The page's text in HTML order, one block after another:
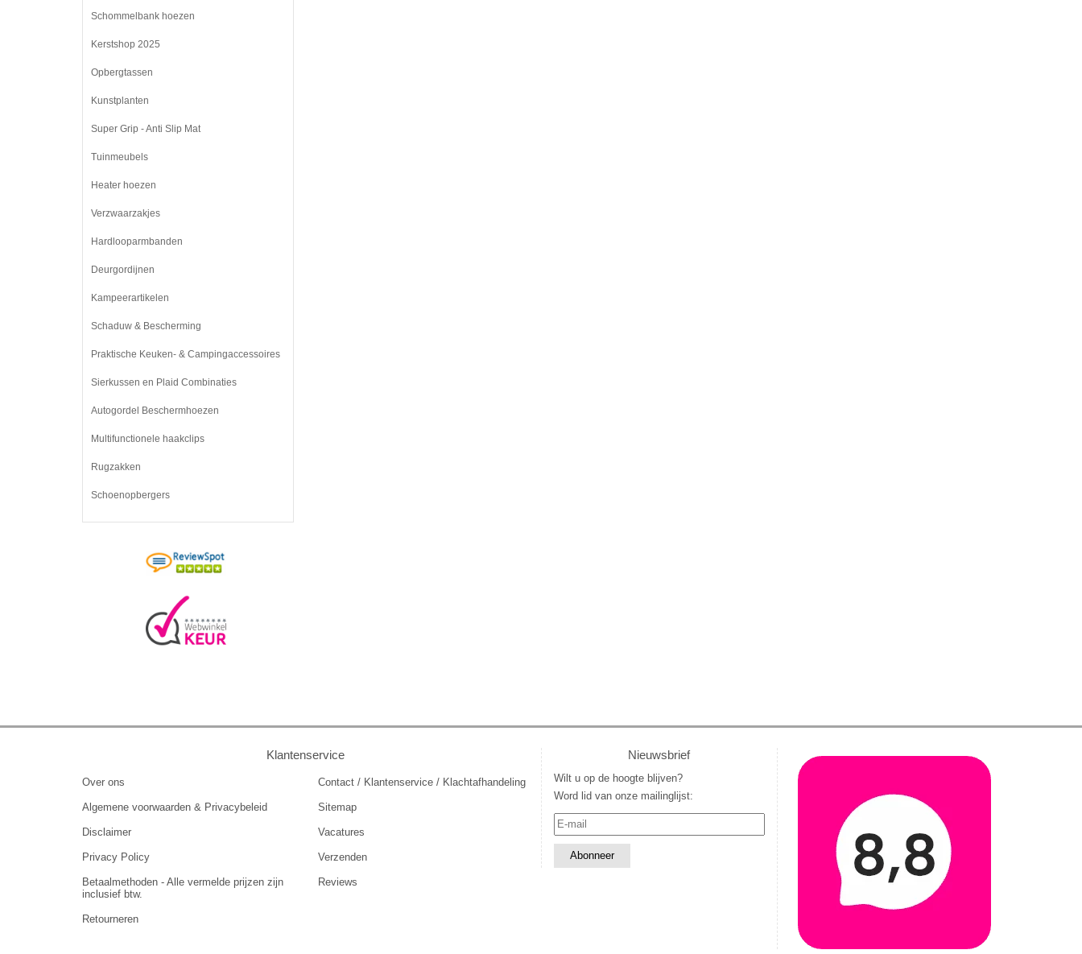
Schommelbank hoezen
Kerstshop 2025
Opbergtassen
Kunstplanten
Super Grip - Anti Slip Mat
Tuinmeubels
Heater hoezen
Verzwaarzakjes
Hardlooparmbanden
Deurgordijnen
Kampeerartikelen
Schaduw & Bescherming
Praktische Keuken- & Campingaccessoires
Sierkussen en Plaid Combinaties
Autogordel Beschermhoezen
Multifunctionele haakclips
Rugzakken
Schoenopbergers
Klantenservice
Over ons
Algemene voorwaarden & Privacybeleid
Disclaimer
Privacy Policy
Betaalmethoden - Alle vermelde prijzen zijn
inclusief btw.
Retourneren
Contact / Klantenservice / Klachtafhandeling
Sitemap
Vacatures
Verzenden
Reviews
Nieuwsbrief
Wilt u op de hoogte blijven?
Word lid van onze mailinglijst: